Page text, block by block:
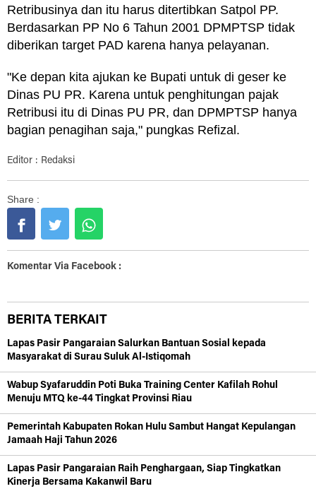
Retribusinya dan itu harus ditertibkan Satpol PP.
Berdasarkan PP No 6 Tahun 2001 DPMPTSP tidak
diberikan target PAD karena hanya pelayanan.
"Ke depan kita ajukan ke Bupati untuk di geser ke
Dinas PU PR. Karena untuk penghitungan pajak
Retribusi itu di Dinas PU PR, dan DPMPTSP hanya
bagian penagihan saja," pungkas Refizal.
Editor : Redaksi
Share :
Komentar Via Facebook :
BERITA TERKAIT
Lapas Pasir Pangaraian Salurkan Bantuan Sosial kepada
Masyarakat di Surau Suluk Al-Istiqomah
Wabup Syafaruddin Poti Buka Training Center Kafilah Rohul
Menuju MTQ ke-44 Tingkat Provinsi Riau
Pemerintah Kabupaten Rokan Hulu Sambut Hangat Kepulangan
Jamaah Haji Tahun 2026
Lapas Pasir Pangaraian Raih Penghargaan, Siap Tingkatkan
Kinerja Bersama Kakanwil Baru